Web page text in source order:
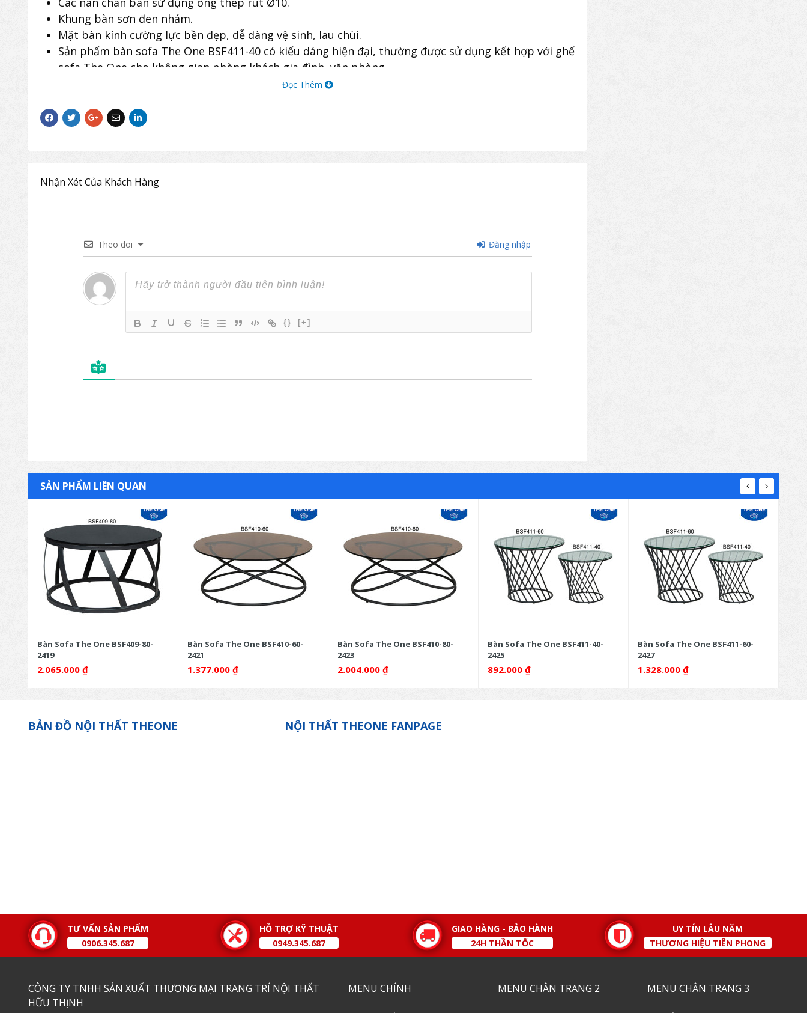
Khung bàn sơn đen nhám.
Mặt bàn kính cường lực bền đẹp, dễ dàng vệ sinh, lau chùi.
Sản phẩm bàn sofa The One BSF411-40 có kiểu dáng hiện đại, thường được sử dụng kết hợp với ghế
sofa The One cho không gian phòng khách gia đình, văn phòng,…
Đọc Thêm
Nhận Xét Của Khách Hàng
Theo dõi Đăng nhập
{} [+]
SẢN PHẨM LIÊN QUAN
Bàn Sofa The One BSF409-80-
2419
2.065.000 ₫
Bàn Sofa The One BSF410-60-
2421
1.377.000 ₫
Bàn Sofa The One BSF410-80-
2423
2.004.000 ₫
Bàn Sofa The One BSF411-40-
2425
892.000 ₫
Bàn Sofa The One BSF411-60-
2427
1.328.000 ₫
BẢN ĐỒ NỘI THẤT THEONE NỘI THẤT THEONE FANPAGE
TƯ VẤN SẢN PHẨM
0906.345.687
HỖ TRỢ KỸ THUẬT
0949.345.687
GIAO HÀNG - BẢO HÀNH
24H THẦN TỐC
UY TÍN LÂU NĂM
THƯƠNG HIỆU TIÊN PHONG
CÔNG TY TNHH SẢN XUẤT THƯƠNG MẠI TRANG TRÍ NỘI THẤT
HỮU THỊNH
MENU CHÍNH MENU CHÂN TRANG 2 MENU CHÂN TRANG 3